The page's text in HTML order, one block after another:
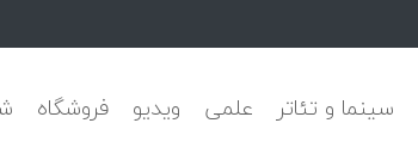
سینما و تئاتر علمی ویدیو فروشگاه